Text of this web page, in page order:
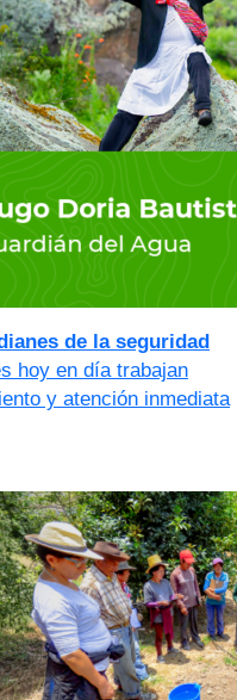
de la seguridad
hoy en día trabajan
y atención inmediata